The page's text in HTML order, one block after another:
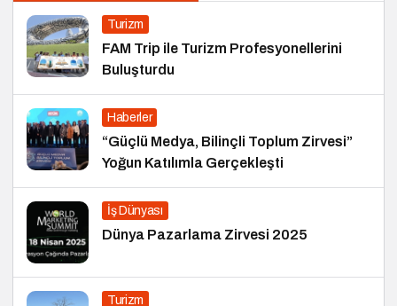
Turizm
FAM Trip ile Turizm Profesyonellerini
Buluşturdu
Haberler
“Güçlü Medya, Bilinçli Toplum Zirvesi”
Yoğun Katılımla Gerçekleşti
İş Dünyası
Dünya Pazarlama Zirvesi 2025
Turizm